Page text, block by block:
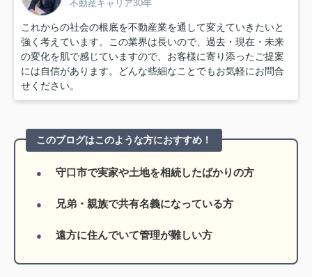
不動産キャリア30年
これからの社会の根底を不動産業を通して変えていきたいと
強く考えています。この業界は長いので、過去・現在・未来
の変化を肌で感じていますので、お客様に寄り添ったご提案
には自信があります。どんな些細なことでもお気軽にお問合
せください。
このブログはこのような方におすすめ！
守口市で実家や土地を相続したばかりの方
兄弟・親族で共有名義になっている方
遠方に住んでいて管理が難しい方